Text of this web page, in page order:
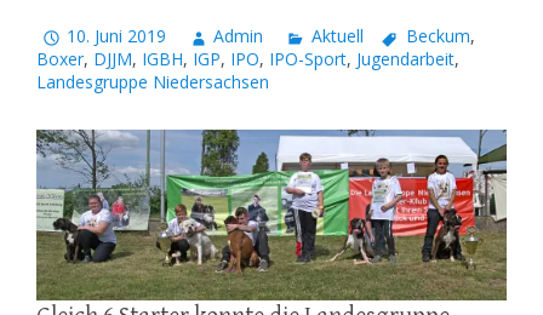
10. Juni 2019 Admin Aktuell Beckum,
Boxer, DJJM, IGBH, IGP, IPO, IPO-Sport, Jugendarbeit,
Landesgruppe Niedersachsen